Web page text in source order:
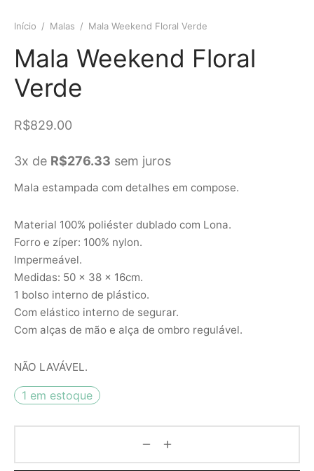
Início / Malas / Mala Weekend Floral Verde
Mala Weekend Floral
Verde
R$829.00
3x de R$276.33 sem juros
Mala estampada com detalhes em compose.
Material 100% poliéster dublado com Lona.
Forro e zíper: 100% nylon.
Impermeável.
Medidas: 50 x 38 x 16cm.
1 bolso interno de plástico.
Com elástico interno de segurar.
Com alças de mão e alça de ombro regulável.
NÃO LAVÁVEL.
1 em estoque